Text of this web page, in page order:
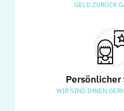
GELD ZURÜCK
Persönlicher
WIR SIND IHNEN